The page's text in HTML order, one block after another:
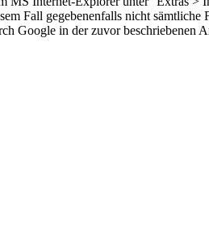
Fall gegebenenfalls nicht
Google in der zuvor beschriebenen